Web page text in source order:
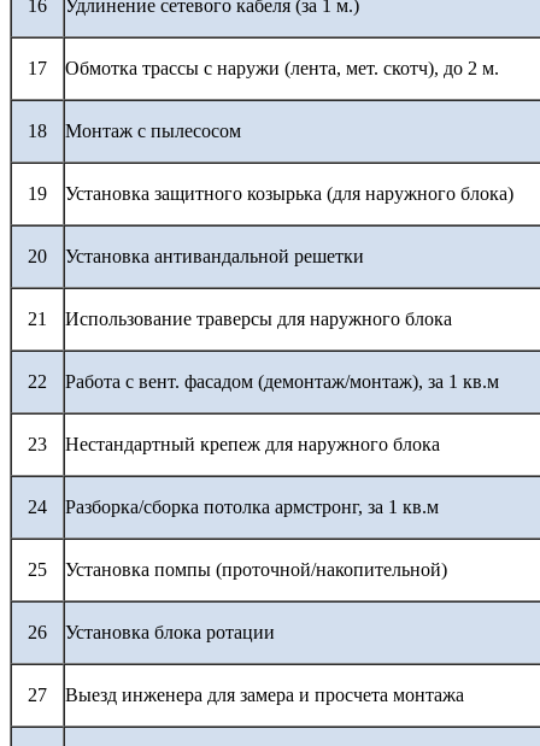
16 Удлинение сетевого кабеля (за 1 м.)
17 Обмотка трассы с наружи (лента, мет. скотч), до 2 м.
18 Монтаж с пылесосом
19 Установка защитного козырька (для наружного блока)
20 Установка антивандальной решетки
21 Использование траверсы для наружного блока
22 Работа с вент. фасадом (демонтаж/монтаж), за 1 кв.м
23 Нестандартный крепеж для наружного блока
24 Разборка/сборка потолка армстронг, за 1 кв.м
25 Установка помпы (проточной/накопительной)
26 Установка блока ротации
27 Выезд инженера для замера и просчета монтажа